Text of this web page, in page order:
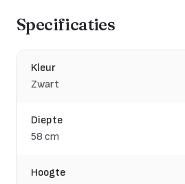
Specificaties
Kleur
Zwart
Diepte
58 cm
Hoogte